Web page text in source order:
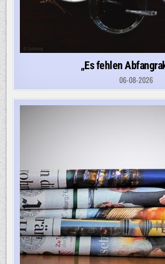
„Es fehlen
06-08-2026